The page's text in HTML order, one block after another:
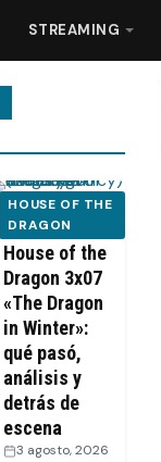
STREAMING
HOUSE OF THE
DRAGON
[Recap]
House of the
Dragon 3x07
«The Dragon
in Winter»:
qué pasó,
análisis y
detrás de
escena
3 agosto, 2026